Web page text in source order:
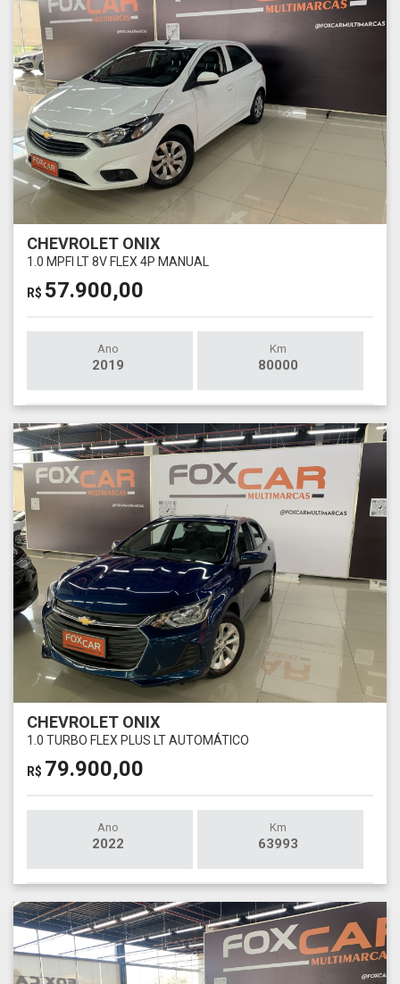
CHEVROLET ONIX
1.0 MPFI LT 8V FLEX 4P MANUAL
R$ 57.900,00
Ano
2019
Km
80000
CHEVROLET ONIX
1.0 TURBO FLEX PLUS LT AUTOMÁTICO
R$ 79.900,00
Ano
2022
Km
63993